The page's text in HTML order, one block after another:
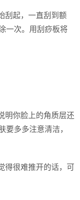
刮起，一直刮到额
一次。用刮痧板将
明你脸上的角质层还
要多多注意清洁，
很难推开的话，可